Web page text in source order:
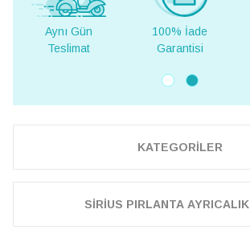
100% İade
Garantisi
100% Güvenli
Alışveriş
KATEGORİLER
SİRİUS PIRLANTA